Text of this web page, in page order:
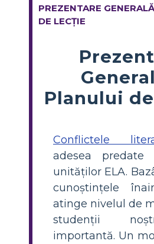
PREZENTARE
DE LECȚIE
Planului
Conflictele
adesea
unităților ELA.
cunoștințele
atinge nivelul de
studenții
importantă. Un